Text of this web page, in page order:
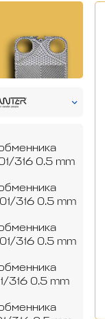
316 0.5 mm
316 0.5 mm
316 0.5 mm
316 0.5 mm